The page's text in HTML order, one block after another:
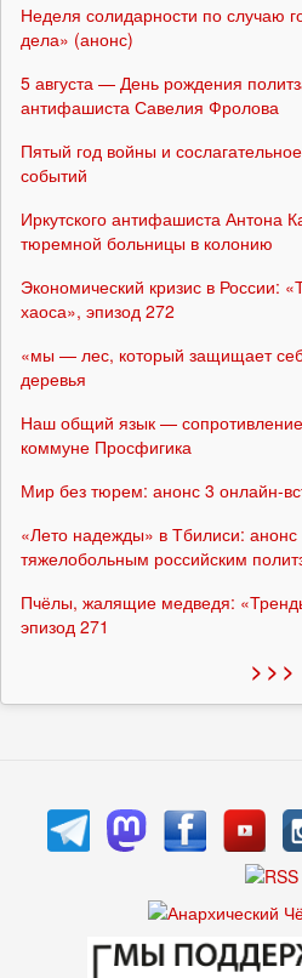
Неделя солидарности по случаю
дела» (анонс)
5 августа — День рождения
антифашиста Савелия Фролова
Пятый год войны и
событий
Иркутского антифашиста Антона
тюремной больницы в колонию
Экономический кризис в России:
хаоса», эпизод 272
«мы — лес, который защищает
деревья
Наш общий язык —
коммуне Просфигика
Мир без тюрем: анонс 3 онлайн-
«Лето надежды» в Тбилиси:
тяжелобольным российским
Пчёлы, жалящие медведя:
эпизод 271
> > >